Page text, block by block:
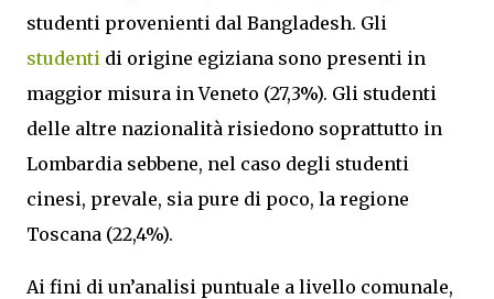
studenti provenienti dal Bangladesh. Gli
studenti di origine egiziana sono presenti in
maggior misura in Veneto (27,3%). Gli studenti
delle altre nazionalità risiedono soprattutto in
Lombardia sebbene, nel caso degli studenti
cinesi, prevale, sia pure di poco, la regione
Toscana (22,4%).
Ai fini di un’analisi puntuale a livello comunale,